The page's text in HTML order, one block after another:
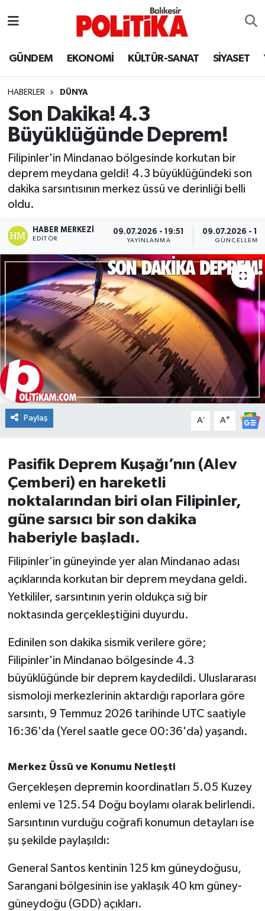
GÜNDEM EKONOMİ KÜLTÜR-SANAT SİYASET
HABERLER DÜNYA
Son Dakika! 4.3
Büyüklüğünde Deprem!
Filipinler'in Mindanao bölgesinde korkutan bir
deprem meydana geldi! 4.3 büyüklüğündeki son
dakika sarsıntısının merkez üssü ve derinliği belli
oldu.
HABER MERKEZI
EDITÖR
09.07.2026 - 19:51
YAYINLANMA
09.07.2026 -
GÜNCELLEME
Paylaş A- A+
Pasifik Deprem Kuşağı’nın (Alev
Çemberi) en hareketli
noktalarından biri olan Filipinler,
güne sarsıcı bir son dakika
haberiyle başladı.
Filipinler’in güneyinde yer alan Mindanao adası
açıklarında korkutan bir deprem meydana geldi.
Yetkililer, sarsıntının yerin oldukça sığ bir
noktasında gerçekleştiğini duyurdu.
Edinilen son dakika sismik verilere göre;
Filipinler'in Mindanao bölgesinde 4.3
büyüklüğünde bir deprem kaydedildi. Uluslararası
sismoloji merkezlerinin aktardığı raporlara göre
sarsıntı, 9 Temmuz 2026 tarihinde UTC saatiyle
16:36'da (Yerel saatle gece 00:36'da) yaşandı.
Merkez Üssü ve Konumu Netleşti
Gerçekleşen depremin koordinatları 5.05 Kuzey
enlemi ve 125.54 Doğu boylamı olarak belirlendi.
Sarsıntının vurduğu coğrafi konumun detayları ise
şu şekilde paylaşıldı:
General Santos kentinin 125 km güneydoğusu,
Sarangani bölgesinin ise yaklaşık 40 km güney-
güneydoğu (GDD) açıkları.
Ayvalık
Balya
Bandırma
BİYOGRAFİLER
Burhaniye
ÇEVRE
DÜNYA
Dursunbey
Edremit
EĞİTİM
EKONOMİ
Gömeç
Gönen
İvrindi
Kepsut
KÜLTÜR-SANAT
MAGAZİN
MANŞET
Manyas
OLAY
OTOMOTİV
Resmi İlanlar
Savaştepe
Balıkesir Hava Durumu
Balıkesir Namaz Vakitleri
Balıkesir Trafik Yoğunluk Haritası
Süper Lig Puan Durumu ve Fikstür
Tüm Manşetler
Son Dakika Haberleri
Haber Arşivi